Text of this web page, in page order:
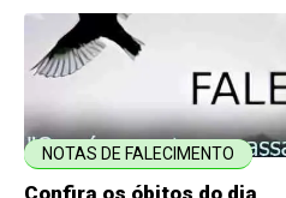
NOTAS DE FALECIMENTO
Confira os óbitos do dia